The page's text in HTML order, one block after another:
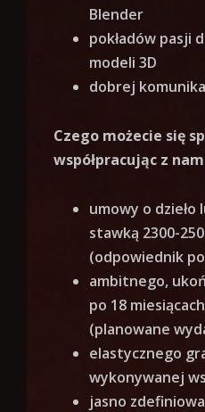
Blender
pokładów pasji
modeli 3D
dobrej
Czego możecie się
współpracując z
umowy o dzieło
stawką 2300-
(odpowiednik
ambitnego,
po 18
(planowane
elastycznego
wykonywanej
jasno